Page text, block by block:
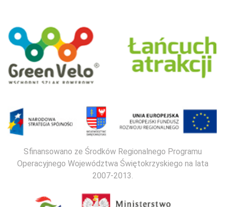
Sfinansowano ze Środków Regionalnego Programu
Operacyjnego Województwa Świętokrzyskiego na lata
2007-2013.